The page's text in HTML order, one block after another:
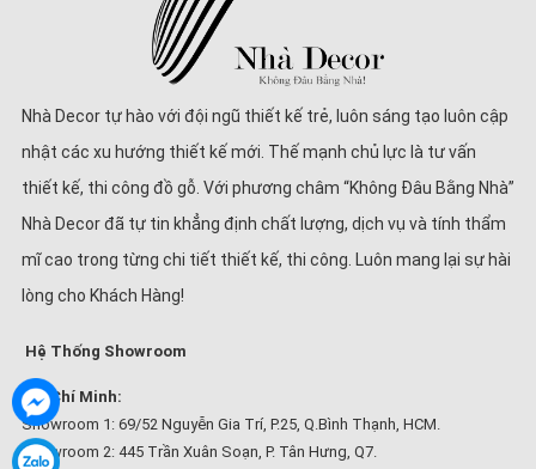
Nhà Decor tự hào với đội ngũ thiết kế trẻ, luôn sáng tạo luôn cập
nhật các xu hướng thiết kế mới. Thế mạnh chủ lực là tư vấn
thiết kế, thi công đồ gỗ. Với phương châm “Không Đâu Bằng Nhà”
Nhà Decor đã tự tin khẳng định chất lượng, dịch vụ và tính thẩm
mĩ cao trong từng chi tiết thiết kế, thi công. Luôn mang lại sự hài
lòng cho Khách Hàng!
Hệ Thống Showroom
Hồ Chí Minh:
Showroom 1: 69/52 Nguyễn Gia Trí, P.25, Q.Bình Thạnh, HCM.
Showroom 2: 445 Trần Xuân Soạn, P. Tân Hưng, Q7.